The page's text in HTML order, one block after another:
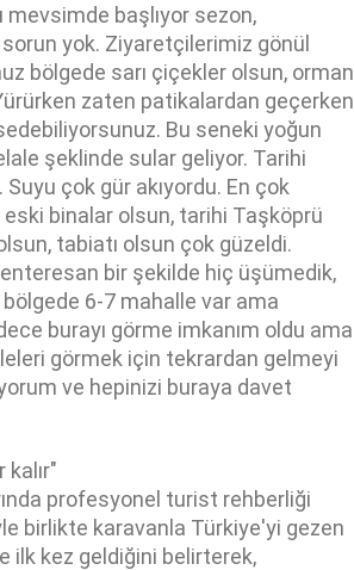
başlıyor sezon,
yok. Ziyaretçilerimiz gönül
bölgede sarı çiçekler olsun, orman
zaten patikalardan geçerken
Bu seneki yoğun
şeklinde sular geliyor. Tarihi
çok gür akıyordu. En çok
binalar olsun, tarihi Taşköprü
tabiatı olsun çok güzeldi.
bir şekilde hiç üşümedik,
6-7 mahalle var ama
burayı görme imkanım oldu ama
görmek için tekrardan gelmeyi
ve hepinizi buraya davet
kalır"
profesyonel turist rehberliği
birlikte karavanla Türkiye'yi gezen
ilk kez geldiğini belirterek,